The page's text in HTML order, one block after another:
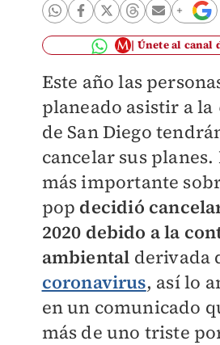
Únete al canal
Este año las
planeado asistir a la
de San Diego
cancelar sus
más importante
pop decidió
2020 debido a la
ambiental derivada
coronavirus, así lo
en un comunicado
más de uno triste